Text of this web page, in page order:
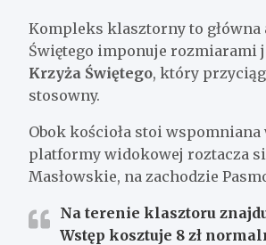
Kompleks klasztorny to
Świętego imponuje rozmiarami
Krzyża Świętego, który
stosowny.
Obok kościoła stoi wspomniana
platformy widokowej roztacza
Masłowskie, na zachodzie
Na terenie klasztoru
Wstęp kosztuje 8 zł